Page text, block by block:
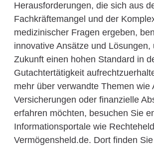
Herausforderungen, die sich aus
Fachkräftemangel und der
medizinischer Fragen ergeben,
innovative Ansätze und Lösungen,
Zukunft einen hohen Standard in
Gutachtertätigkeit
mehr über verwandte Themen wie
Versicherungen oder finanzielle
erfahren möchten, besuchen Sie
Informationsportale wie
Vermögensheld.de. Dort finden